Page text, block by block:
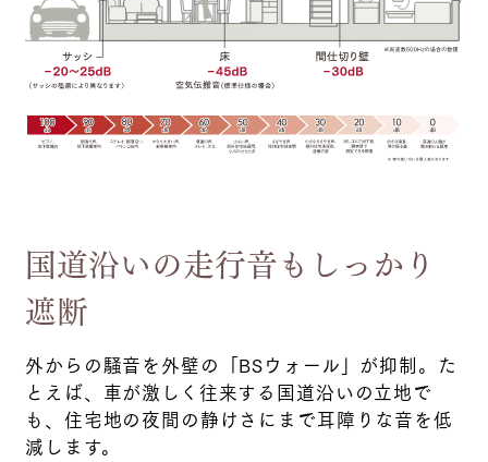
国道沿いの走行音も しっかり
遮断
外からの騒音を外壁の「BSウォール」が抑制。た
とえば、車が激しく往来する国道沿いの立地で
も、住宅地の夜間の静けさにまで耳障りな音を低
減します。